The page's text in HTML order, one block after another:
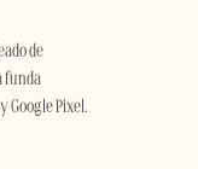
de
funda
Google Pixel.